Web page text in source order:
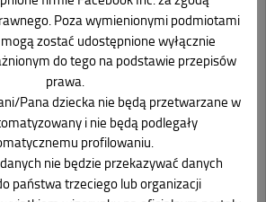
Poza wymienionymi podmiotami
zostać udostępnione wyłącznie
do tego na podstawie przepisów
prawa.
Pana dziecka nie będą przetwarzane w
i nie będą podlegały
profilowaniu.
nie będzie przekazywać danych
państwa trzeciego lub organizacji